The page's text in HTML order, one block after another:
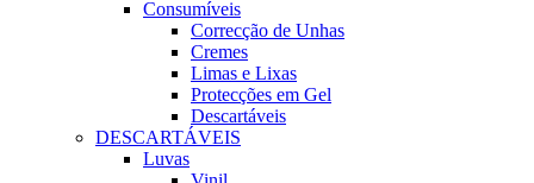
Consumíveis
Correcção de Unhas
Cremes
Limas e Lixas
Protecções em Gel
Descartáveis
DESCARTÁVEIS
Luvas